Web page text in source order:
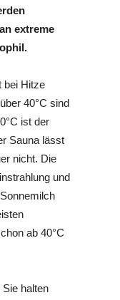
extreme
bei Hitze
40°C sind
ist der
Sauna lässt
nicht. Die
und
ab 40°C
halten